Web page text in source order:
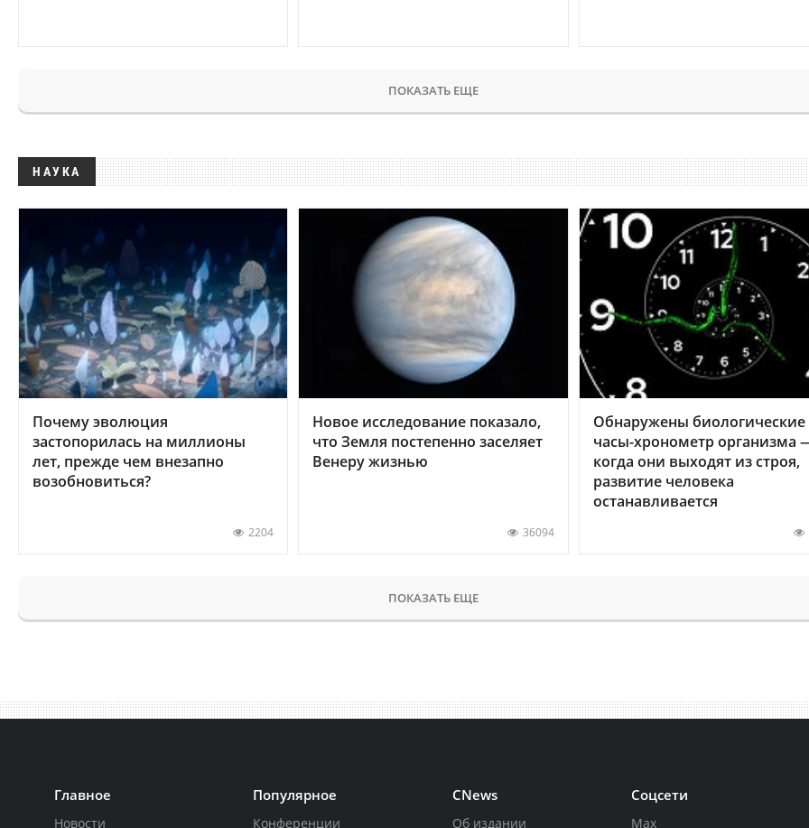
ПОКАЗАТЬ ЕЩЕ
НАУКА
Почему эволюция
застопорилась на миллионы
лет, прежде чем внезапно
возобновиться?
2204
Новое исследование показало,
что Земля постепенно заселяет
Венеру жизнью
36094
Обнаружены биологические
часы-хронометр организма
когда они выходят из строя,
развитие человека
останавливается
ПОКАЗАТЬ ЕЩЕ
Главное
Новости
Популярное
Конференции
CNews
Об издании
Соцсети
Max